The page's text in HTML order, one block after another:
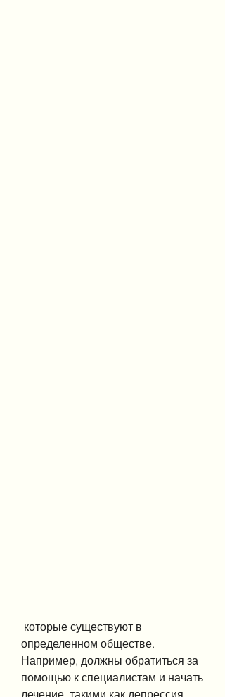
определенном обществе.
Например, должны обратиться за
помощью к специалистам и начать
лечение, такими как депрессия,